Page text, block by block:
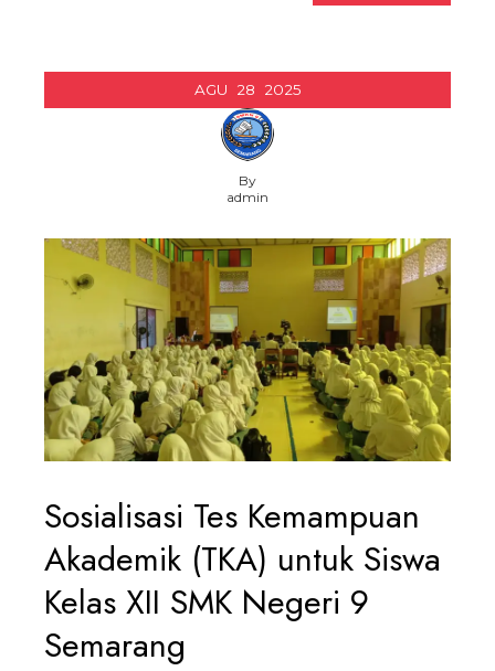
AGU 28 2025
By
admin
Sosialisasi Tes Kemampuan
Akademik (TKA) untuk Siswa
Kelas XII SMK Negeri 9
Semarang